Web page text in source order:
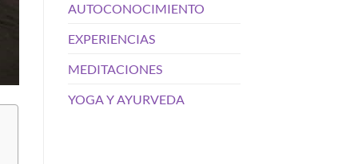
AUTOCONOCIMIENTO
EXPERIENCIAS
MEDITACIONES
YOGA Y AYURVEDA